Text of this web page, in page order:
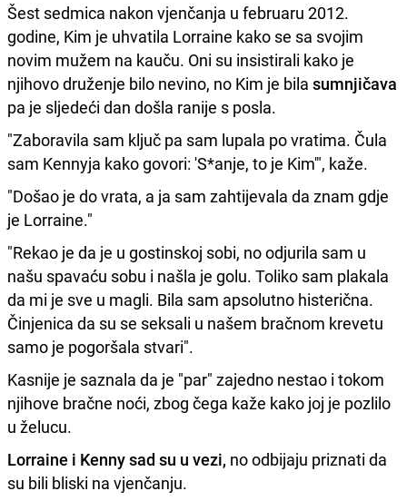
Šest sedmica nakon vjenčanja u februaru 2012.
godine, Kim je uhvatila Lorraine kako se sa svojim
novim mužem na kauču. Oni su insistirali kako je
njihovo druženje bilo nevino, no Kim je bila sumnjičava
pa je sljedeći dan došla ranije s posla.
"Zaboravila sam ključ pa sam lupala po vratima. Čula
sam Kennyja kako govori: 'S*anje, to je Kim'", kaže.
"Došao je do vrata, a ja sam zahtijevala da znam gdje
je Lorraine."
"Rekao je da je u gostinskoj sobi, no odjurila sam u
našu spavaću sobu i našla je golu. Toliko sam plakala
da mi je sve u magli. Bila sam apsolutno histerična.
Činjenica da su se seksali u našem bračnom krevetu
samo je pogoršala stvari".
Kasnije je saznala da je "par" zajedno nestao i tokom
njihove bračne noći, zbog čega kaže kako joj je pozlilo
u želucu.
Lorraine i Kenny sad su u vezi, no odbijaju priznati da
su bili bliski na vjenčanju.